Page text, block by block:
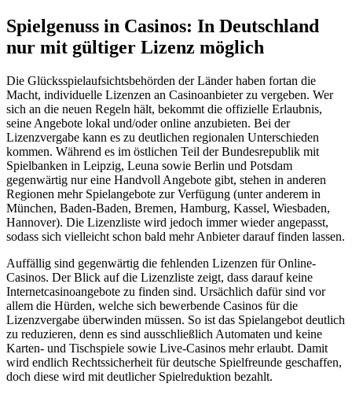
Spielgenuss in Casinos: In Deutschland
nur mit gültiger Lizenz möglich
Die Glücksspielaufsichtsbehörden der Länder haben fortan die
Macht, individuelle Lizenzen an Casinoanbieter zu vergeben. Wer
sich an die neuen Regeln hält, bekommt die offizielle Erlaubnis,
seine Angebote lokal und/oder online anzubieten. Bei der
Lizenzvergabe kann es zu deutlichen regionalen Unterschieden
kommen. Während es im östlichen Teil der Bundesrepublik mit
Spielbanken in Leipzig, Leuna sowie Berlin und Potsdam
gegenwärtig nur eine Handvoll Angebote gibt, stehen in anderen
Regionen mehr Spielangebote zur Verfügung (unter anderem in
München, Baden-Baden, Bremen, Hamburg, Kassel, Wiesbaden,
Hannover). Die Lizenzliste wird jedoch immer wieder angepasst,
sodass sich vielleicht schon bald mehr Anbieter darauf finden lassen.
Auffällig sind gegenwärtig die fehlenden Lizenzen für Online-
Casinos. Der Blick auf die Lizenzliste zeigt, dass darauf keine
Internetcasinoangebote zu finden sind. Ursächlich dafür sind vor
allem die Hürden, welche sich bewerbende Casinos für die
Lizenzvergabe überwinden müssen. So ist das Spielangebot deutlich
zu reduzieren, denn es sind ausschließlich Automaten und keine
Karten- und Tischspiele sowie Live-Casinos mehr erlaubt. Damit
wird endlich Rechtssicherheit für deutsche Spielfreunde geschaffen,
doch diese wird mit deutlicher Spielreduktion bezahlt.